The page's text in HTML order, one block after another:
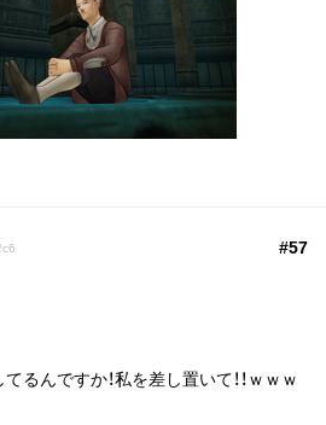
#57
るんですか！私を差し置いて！！ｗｗｗ